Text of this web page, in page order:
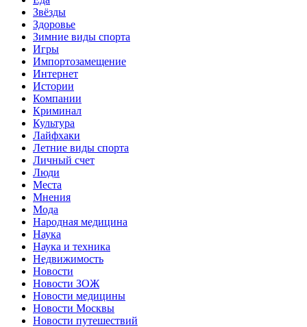
Звёзды
Здоровье
Зимние виды спорта
Игры
Импортозамещение
Интернет
Истории
Компании
Криминал
Культура
Лайфхаки
Летние виды спорта
Личный счет
Люди
Места
Мнения
Мода
Народная медицина
Наука
Наука и техника
Недвижимость
Новости
Новости ЗОЖ
Новости медицины
Новости Москвы
Новости путешествий